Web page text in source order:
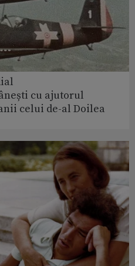
cu ajutorul
celui de-al Doilea